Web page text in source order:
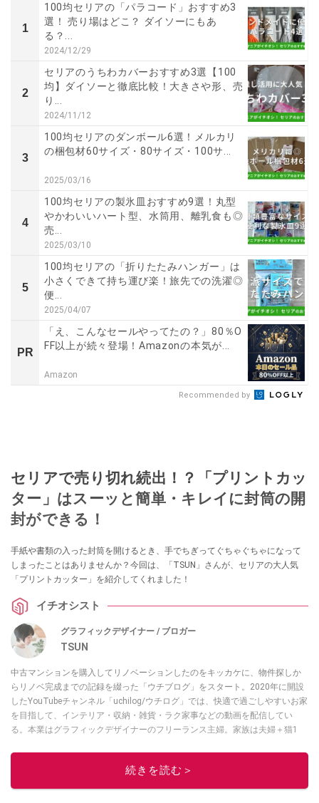
1
100均セリアの「パラコード」おすすめ3
選！ 売り場はどこ？ ダイソーにもあ
る？...
2024/12/29
2
セリアのうちわカバーおすすめ3選【100
均】ダイソーと徹底比較！大きさや形、売
り...
2024/11/12
3
100均セリアのダンボール6選！メルカリ
の梱包材60サイズ・80サイズ・100サ...
2025/03/16
4
100均セリアの製氷皿おすすめ9選！丸型
やかわいいハート型、水筒用、離乳食も◎
売...
2025/03/10
5
100均セリアの「折りたたみハンガー」は
小さくできて持ち運び楽！旅先での洗濯◎
便...
2025/04/07
PR
「え、こんなセールやってたの？」80％O
FF以上が続々登場！Amazonの本気が...
Amazon
Recommended by
セリアで売り切れ続出！？「プリントカッ
ター」はスーッと簡単・キレイに封筒の開
封ができる！
手紙や書類の入った封筒を開けるとき、手でちぎってぐちゃぐちゃになって
しまったことはありませんか？今回は、「TSUN」さんが、セリアの大人気
「プリントカッター」を紹介してくれました！
イチオシスト
グラフィックデザイナー / ブロガー
TSUN
中古マンションを購入してリノベーションしたのをキッカケに、物件探しか
らリノベ完成までの記録を綴った「ウチブログ」をスタート。2020年に開設
したYouTubeチャンネル「uchilog/ウチログ」では、快適で過ごしやすいお家
を目指して、インテリア・収納・雑貨・ラク家事などの動画を配信してい
る。本業はグラフィックデザイナーのフリーランス主婦。家族は夫婦＋猫1
ノベ人気事例1位
続きを読む＞